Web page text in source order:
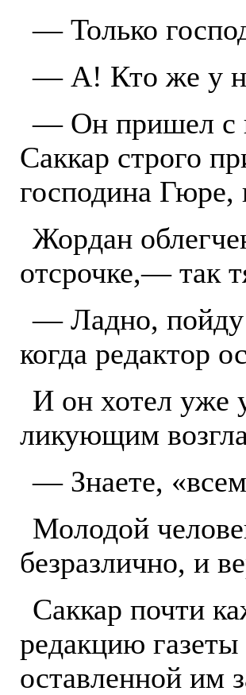
— Только
— А! Кто же у
— Он пришел с
Саккар строго
господина Гюре,
Жордан
отсрочке,— так
— Ладно, пойду
когда редактор
И он хотел уже
ликующим
— Знаете,
Молодой
безразлично, и
Саккар почти
редакцию
оставленной им